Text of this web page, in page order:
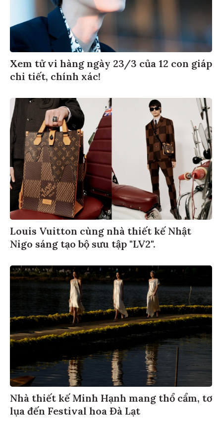
Xem tử vi hàng ngày 23/3 của 12 con giáp
chi tiết, chính xác!
Louis Vuitton cùng nhà thiết kế Nhật
Nigo sáng tạo bộ sưu tập "LV2".
Nhà thiết kế Minh Hạnh mang thổ cẩm, tơ
lụa đến Festival hoa Đà Lạt